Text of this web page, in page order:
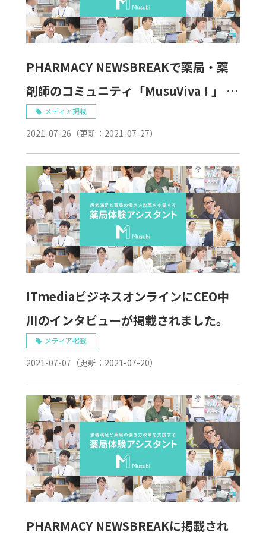
PHARMACY NEWSBREAKで薬局・薬
剤師のコミュニティ「MusuViva ! 」 が
紹介されました。
メディア掲載
2021-07-26 （更新： 2021-07-27）
ITmediaビジネスオンラインにCEO中
川のインタビューが掲載されました。
メディア掲載
2021-07-07 （更新： 2021-07-20）
PHARMACY NEWSBREAKに掲載され